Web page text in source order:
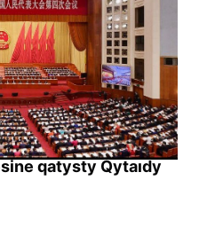
qatysty Qytaıdy